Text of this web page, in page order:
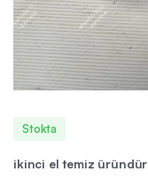
Stokta
ikinci el temiz üründür